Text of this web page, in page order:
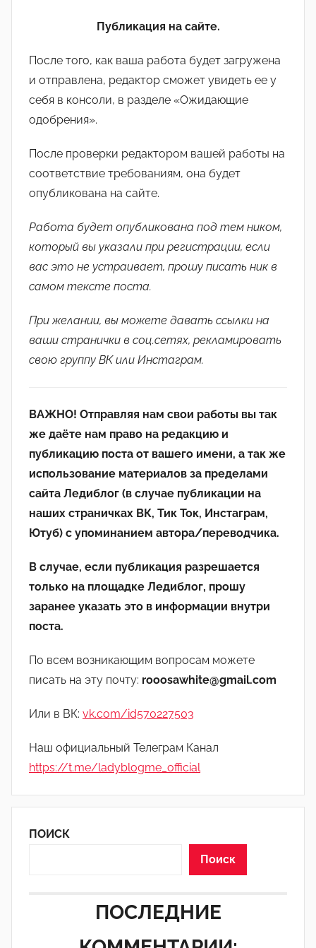
Публикация на сайте.
После того, как ваша работа будет загружена
и отправлена, редактор сможет увидеть ее у
себя в консоли, в разделе «Ожидающие
одобрения».
После проверки редактором вашей работы на
соответствие требованиям, она будет
опубликована на сайте.
Работа будет опубликована под тем ником,
который вы указали при регистрации, если
вас это не устраивает, прошу писать ник в
самом тексте поста.
При желании, вы можете давать ссылки на
ваши странички в соц.сетях, рекламировать
свою группу ВК или Инстаграм.
ВАЖНО! Отправляя нам свои работы вы так
же даёте нам право на редакцию и
публикацию поста от вашего имени, а так же
использование материалов за пределами
сайта Ледиблог (в случае публикации на
наших страничках ВК, Тик Ток, Инстаграм,
Ютуб) с упоминанием автора/переводчика.
В случае, если публикация разрешается
только на площадке Ледиблог, прошу
заранее указать это в информации внутри
поста.
По всем возникающим вопросам можете
писать на эту почту: rooosawhite@gmail.com
Или в ВК: vk.com/id570227503
Наш официальный Телеграм Канал
https://t.me/ladyblogme_official
ПОИСК
Поиск
ПОСЛЕДНИЕ